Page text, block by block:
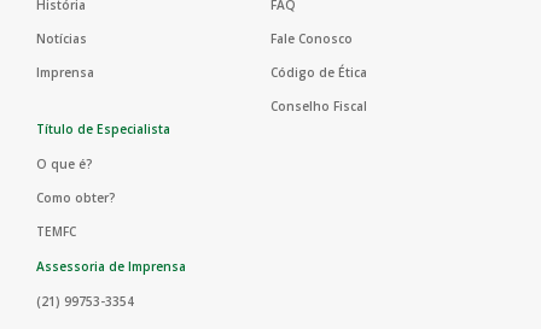
História
Notícias
Imprensa
FAQ
Fale Conosco
Código de Ética
Conselho Fiscal
Título de Especialista
O que é?
Como obter?
TEMFC
Assessoria de Imprensa
(21) 99753-3354